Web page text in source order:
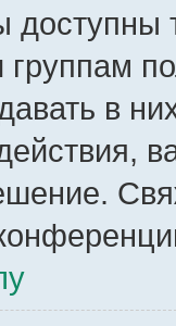
группам
в